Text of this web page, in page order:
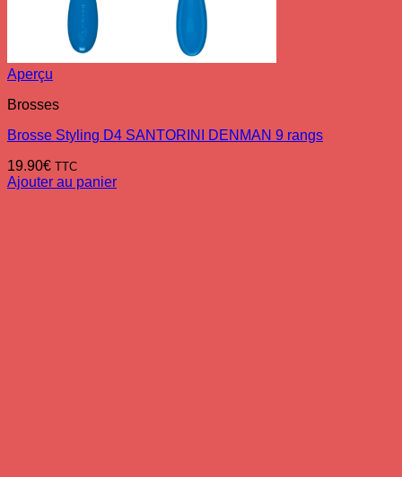
Aperçu
Brosses
Brosse Styling D4 SANTORINI DENMAN 9 rangs
19.90€ TTC
Ajouter au panier